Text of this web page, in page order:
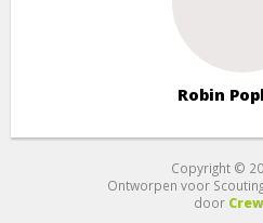
Robin
Copyright ©
Ontworpen voor
door